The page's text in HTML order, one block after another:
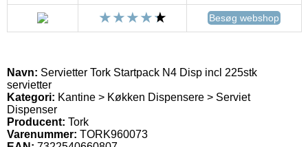
Besøg webshop
Navn: Servietter Tork Startpack N4 Disp incl 225stk
servietter
Kategori: Kantine > Køkken Dispensere > Serviet
Dispenser
Producent: Tork
Varenummer: TORK960073